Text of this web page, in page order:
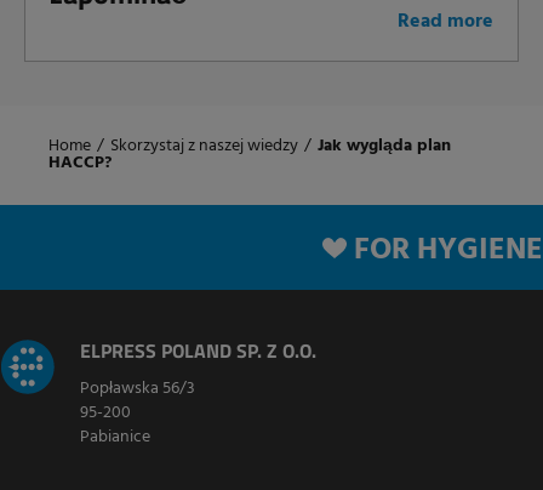
Read more
Home / Skorzystaj z naszej wiedzy / Jak wygląda plan
HACCP?
FOR HYGIENE
ELPRESS POLAND SP. Z O.O.
Popławska 56/3
95-200
Pabianice